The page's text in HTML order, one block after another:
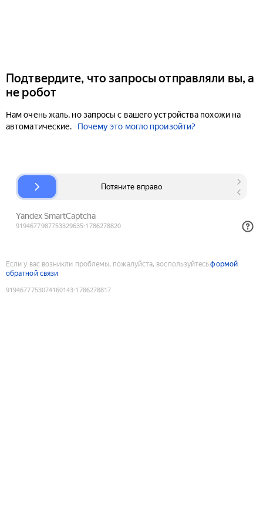
Подтвердите, что запросы отправляли вы, а
не робот
Нам очень жаль, но запросы с вашего устройства похожи на
автоматические.
Почему это могло произойти?
Если у вас возникли проблемы, пожалуйста, воспользуйтесьформой
обратной связи
9194677753074160143:1786278817